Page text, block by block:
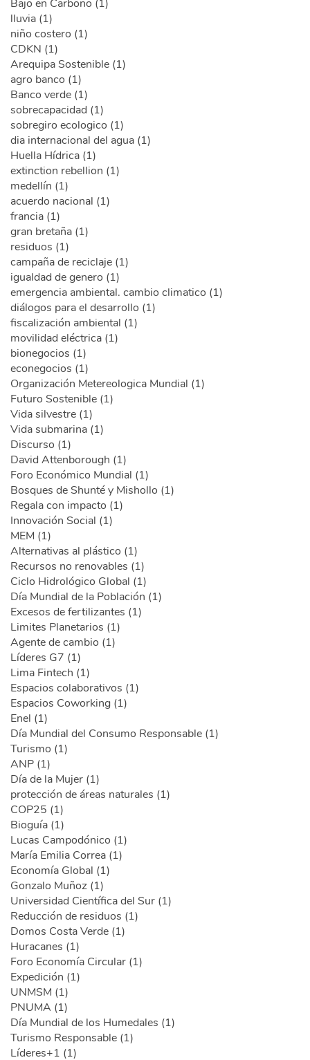
Bajo en Carbono (1)
lluvia (1)
niño costero (1)
CDKN (1)
Arequipa Sostenible (1)
agro banco (1)
Banco verde (1)
sobrecapacidad (1)
sobregiro ecologico (1)
dia internacional del agua (1)
Huella Hídrica (1)
extinction rebellion (1)
medellín (1)
acuerdo nacional (1)
francia (1)
gran bretaña (1)
residuos (1)
campaña de reciclaje (1)
igualdad de genero (1)
emergencia ambiental. cambio climatico (1)
diálogos para el desarrollo (1)
fiscalización ambiental (1)
movilidad eléctrica (1)
bionegocios (1)
econegocios (1)
Organización Metereologica Mundial (1)
Futuro Sostenible (1)
Vida silvestre (1)
Vida submarina (1)
Discurso (1)
David Attenborough (1)
Foro Económico Mundial (1)
Bosques de Shunté y Mishollo (1)
Regala con impacto (1)
Innovación Social (1)
MEM (1)
Alternativas al plástico (1)
Recursos no renovables (1)
Ciclo Hidrológico Global (1)
Día Mundial de la Población (1)
Excesos de fertilizantes (1)
Limites Planetarios (1)
Agente de cambio (1)
Líderes G7 (1)
Lima Fintech (1)
Espacios colaborativos (1)
Espacios Coworking (1)
Enel (1)
Día Mundial del Consumo Responsable (1)
Turismo (1)
ANP (1)
Día de la Mujer (1)
protección de áreas naturales (1)
COP25 (1)
Bioguía (1)
Lucas Campodónico (1)
María Emilia Correa (1)
Economía Global (1)
Gonzalo Muñoz (1)
Universidad Científica del Sur (1)
Reducción de residuos (1)
Domos Costa Verde (1)
Huracanes (1)
Foro Economía Circular (1)
Expedición (1)
UNMSM (1)
PNUMA (1)
Día Mundial de los Humedales (1)
Turismo Responsable (1)
Líderes+1 (1)